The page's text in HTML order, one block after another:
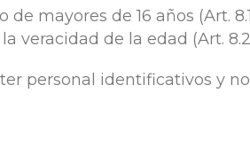
mayores de 16 años (Art.
veracidad de la edad (Art. 8.2
personal identificativos y